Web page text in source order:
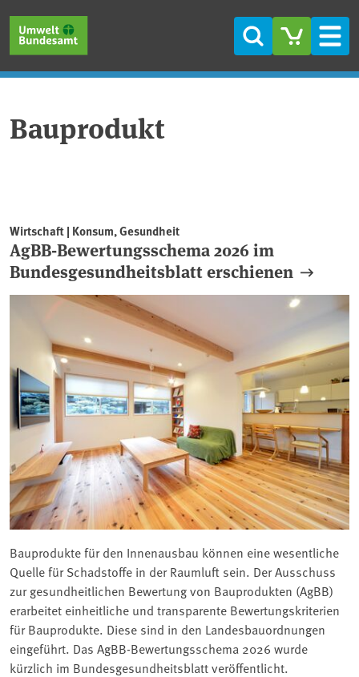
Suche
Bauprodukt
Wirtschaft | Konsum, Gesundheit
AgBB-Bewertungsschema 2026 im
Bundesgesundheitsblatt erschienen
Bauprodukte für den Innenausbau können eine wesentliche
Quelle für Schadstoffe in der Raumluft sein. Der Ausschuss
zur gesundheitlichen Bewertung von Bauprodukten (AgBB)
erarbeitet einheitliche und transparente Bewertungskriterien
für Bauprodukte. Diese sind in den Landesbauordnungen
eingeführt. Das AgBB-Bewertungsschema 2026 wurde
kürzlich im Bundesgesundheitsblatt veröffentlicht.